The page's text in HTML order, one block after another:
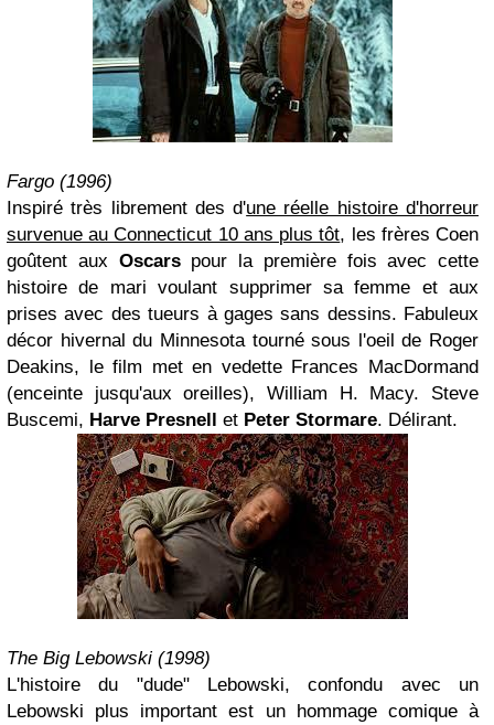
Fargo (1996)
Inspiré très librement des d'une réelle histoire d'horreur
survenue au Connecticut 10 ans plus tôt, les frères Coen
goûtent aux Oscarspour la première fois avec cette
histoire de mari voulant supprimer sa femme et aux
prises avec des tueurs à gages sans dessins. Fabuleux
décor hivernal du Minnesota tourné sous l'oeil de Roger
Deakins, le film met en vedette Frances MacDormand
(enceinte jusqu'aux oreilles), William H. Macy. Steve
Buscemi, Harve Presnell et Peter Stormare. Délirant.
The Big Lebowski (1998)
L'histoire du "dude" Lebowski, confondu avec un
Lebowski plus important est un hommage comique à